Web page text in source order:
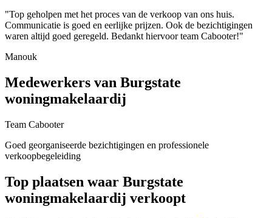
"Top geholpen met het proces van de verkoop van ons huis.
Communicatie is goed en eerlijke prijzen. Ook de bezichtigingen
waren altijd goed geregeld. Bedankt hiervoor team Cabooter!"
Manouk
Medewerkers van Burgstate
woningmakelaardij
Team Cabooter
Goed georganiseerde bezichtigingen en professionele
verkoopbegeleiding
Top plaatsen waar Burgstate
woningmakelaardij verkoopt